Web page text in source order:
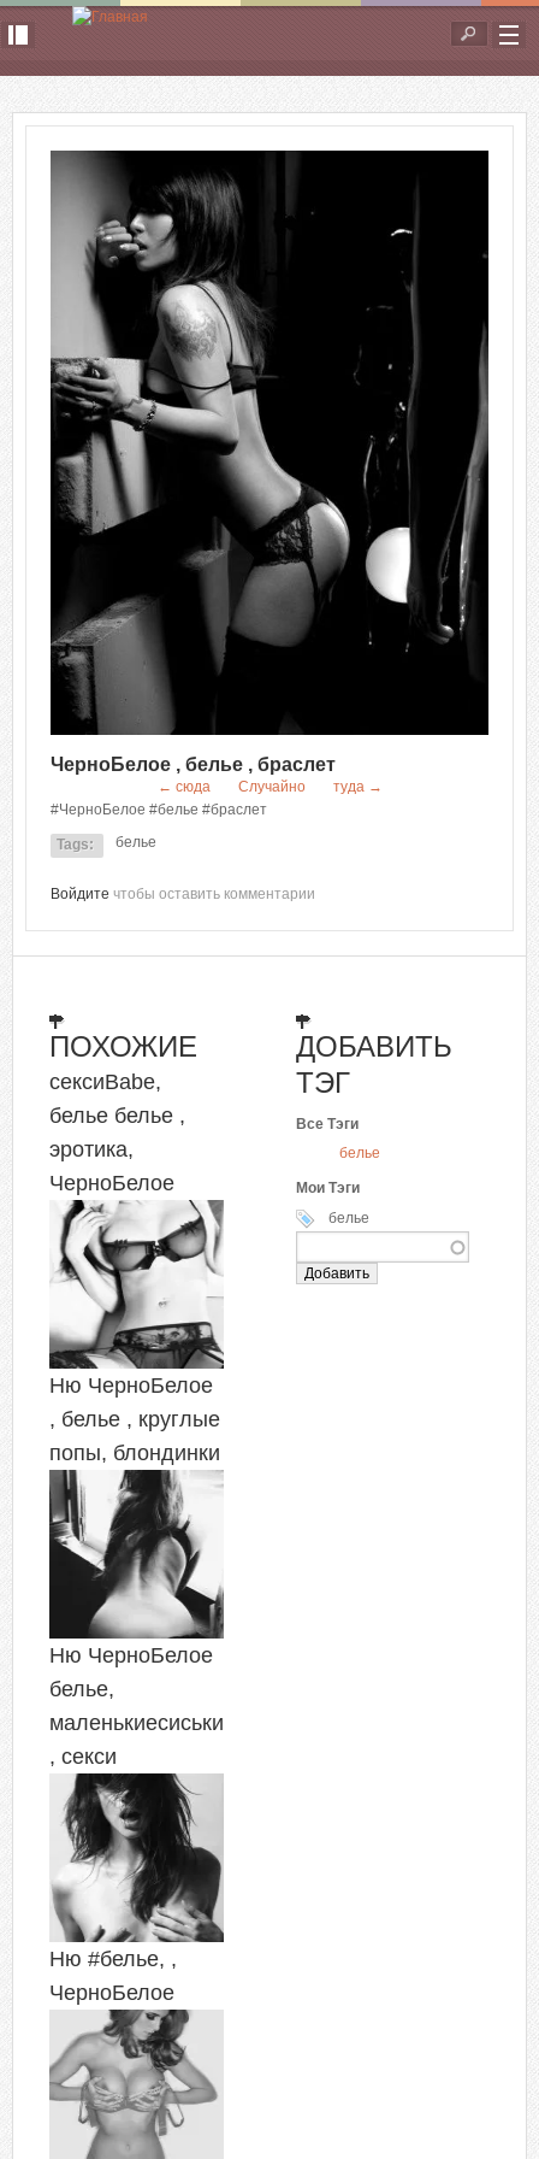
Перейти к основному содержанию
Форма
поиска
ЧерноБелое , белье , браслет
← сюда Случайно
туда →
#ЧерноБелое #белье #браслет
Tags: белье
Войдите чтобы оставить комментарии
ПОХОЖИЕ
сексиBabe,
белье белье ,
эротика,
ЧерноБелое
Ню ЧерноБелое
, белье , круглые
попы, блондинки
Ню ЧерноБелое
белье,
маленькиесиськи
, секси
Ню #белье, ,
ЧерноБелое
ДОБАВИТЬ
ТЭГ
Все Тэги
белье
Мои Тэги
белье